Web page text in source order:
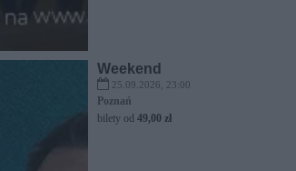
Weekend
25.09.2026, 23:00
Poznań
bilety od 49,00 zł